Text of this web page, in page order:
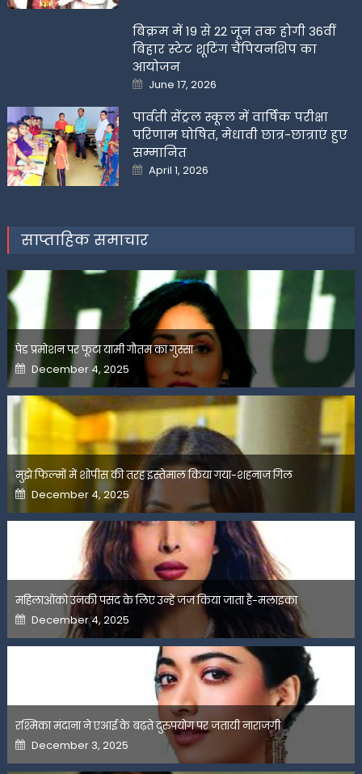
बिक्रम में 19 से 22 जून तक होगी 36वीं
बिहार स्टेट शूटिंग चैंपियनशिप का
आयोजन
Posted
on
June 17, 2026
पार्वती सेंट्रल स्कूल में वार्षिक परीक्षा
परिणाम घोषित, मेधावी छात्र-छात्राएं हुए
सम्मानित
Posted
on
April 1, 2026
साप्ताहिक समाचार
पेड प्रमोशन पर फूटा यामी गौतम का गुस्सा
Posted
on
December 4, 2025
मुझे फिल्मों में शोपीस की तरह इस्तेमाल किया गया-शहनाज गिल
Posted
on
December 4, 2025
महिलाओंको उनकी पसंद के लिए उन्हें जज किया जाता है-मलाइका
Posted
on
December 4, 2025
रश्मिका मंदाना ने एआई के बढ़ते दुरुपयोग पर जतायी नाराजगी
Posted
on
December 3, 2025